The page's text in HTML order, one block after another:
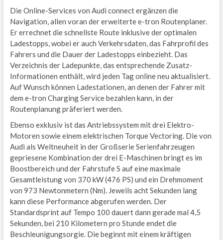
Die Online-Services von Audi connect ergänzen die
Navigation, allen voran der erweiterte e-tron Routenplaner.
Er errechnet die schnellste Route inklusive der optimalen
Ladestopps, wobei er auch Verkehrsdaten, das Fahrprofil des
Fahrers und die Dauer der Ladestopps einbezieht. Das
Verzeichnis der Ladepunkte, das entsprechende Zusatz-
Informationen enthält, wird jeden Tag online neu aktualisiert.
Auf Wunsch können Ladestationen, an denen der Fahrer mit
dem e-tron Charging Service bezahlen kann, in der
Routenplanung präferiert werden.
Ebenso exklusiv ist das Antriebssystem mit drei Elektro-
Motoren sowie einem elektrischen Torque Vectoring. Die von
Audi als Weltneuheit in der Großserie Serienfahrzeugen
gepriesene Kombination der drei E-Maschinen bringt es im
Boostbereich und der Fahrstufe S auf eine maximale
Gesamtleistung von 370 kW (476 PS) und ein Drehmoment
von 973 Newtonmetern (Nm). Jeweils acht Sekunden lang
kann diese Performance abgerufen werden. Der
Standardsprint auf Tempo 100 dauert dann gerade mal 4,5
Sekunden, bei 210 Kilometern pro Stunde endet die
Beschleunigungsorgie. Die beginnt mit einem kräftigen